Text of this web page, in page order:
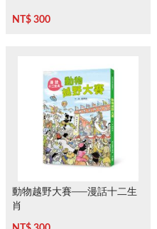
NT$ 300
動物越野大賽──漫話十二生
肖